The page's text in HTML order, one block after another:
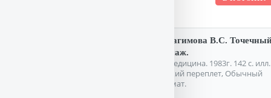
Ибрагимова В.С.
массаж.
М. Медицина. 1983г. 142 с. илл.
Мягкий переплет, Обычный
формат.